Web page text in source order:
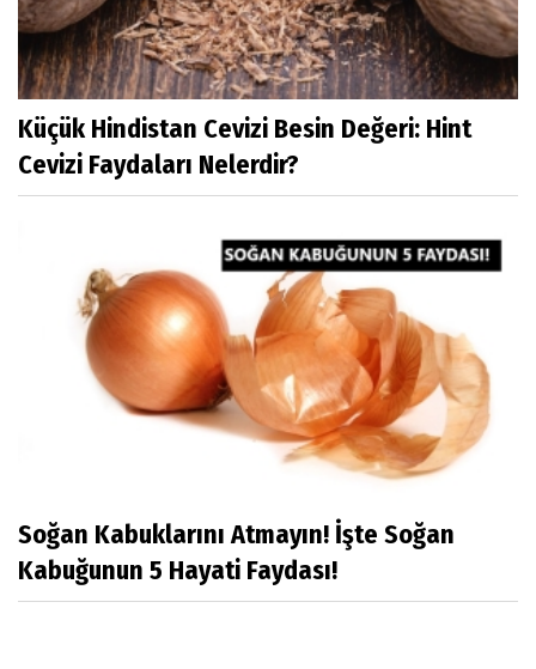
Küçük Hindistan Cevizi Besin Değeri: Hint
Cevizi Faydaları Nelerdir?
Soğan Kabuklarını Atmayın! İşte Soğan
Kabuğunun 5 Hayati Faydası!